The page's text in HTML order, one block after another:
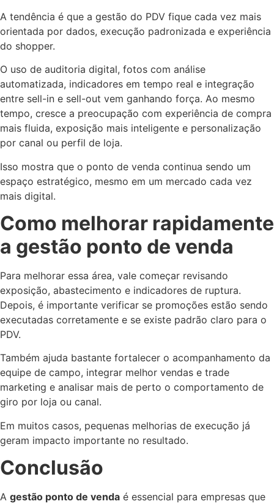
A tendência é que a gestão do PDV fique cada vez mais
orientada por dados, execução padronizada e experiência
do shopper.
O uso de auditoria digital, fotos com análise
automatizada, indicadores em tempo real e integração
entre sell-in e sell-out vem ganhando força. Ao mesmo
tempo, cresce a preocupação com experiência de compra
mais fluida, exposição mais inteligente e personalização
por canal ou perfil de loja.
Isso mostra que o ponto de venda continua sendo um
espaço estratégico, mesmo em um mercado cada vez
mais digital.
Como melhorar rapidamente
a gestão ponto de venda
Para melhorar essa área, vale começar revisando
exposição, abastecimento e indicadores de ruptura.
Depois, é importante verificar se promoções estão sendo
executadas corretamente e se existe padrão claro para o
PDV.
Também ajuda bastante fortalecer o acompanhamento da
equipe de campo, integrar melhor vendas e trade
marketing e analisar mais de perto o comportamento de
giro por loja ou canal.
Em muitos casos, pequenas melhorias de execução já
geram impacto importante no resultado.
Conclusão
A gestão ponto de venda é essencial para empresas que